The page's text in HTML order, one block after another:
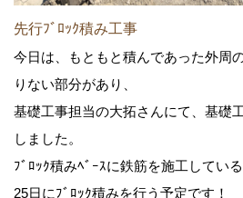
先行ﾌﾞﾛｯｸ積み工事
今日は、もともと積んであった外周
りない部分があり、
基礎工事担当の大拓さんにて、基礎
しました。
ﾌﾞﾛｯｸ積みﾍﾞｰｽに鉄筋を施工している
25日にﾌﾞﾛｯｸ積みを行う予定です！